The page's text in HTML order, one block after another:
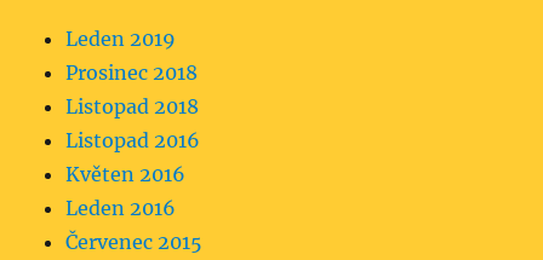
Leden 2019
Prosinec 2018
Listopad 2018
Listopad 2016
Květen 2016
Leden 2016
Červenec 2015